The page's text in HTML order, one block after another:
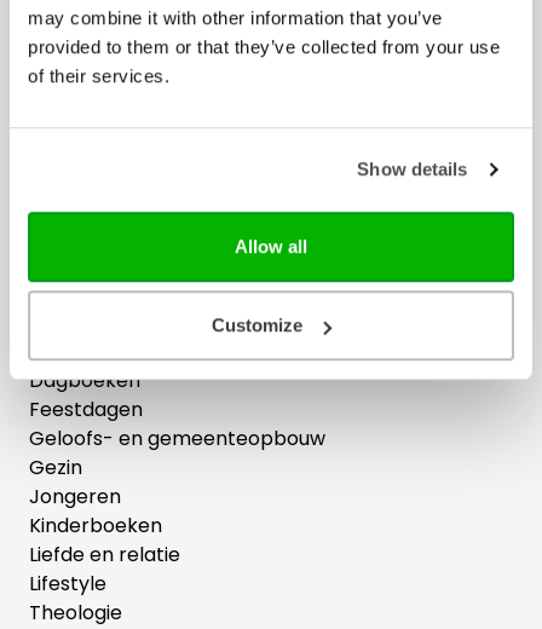
may combine it with other information that you’ve
provided to them or that they’ve collected from your use
of their services.
Show details
Allow all
Customize
Bijbels
Bijbelse cadeaus
Boeken
Cadeau
Dagboeken
Feestdagen
Geloofs- en gemeenteopbouw
Gezin
Jongeren
Kinderboeken
Liefde en relatie
Lifestyle
Theologie